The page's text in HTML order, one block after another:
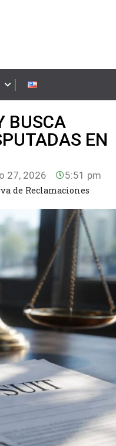
BUSCA
EN
27, 2026 5:51 pm
de Reclamaciones